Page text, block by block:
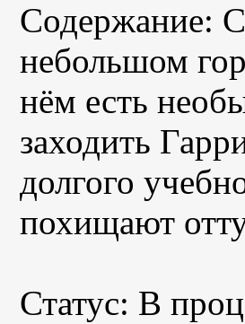
Содержание:
небольшом
нём есть
заходить
долгого
похищают
Статус: В